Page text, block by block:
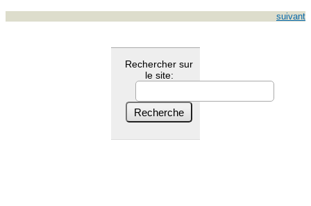
suivant
Rechercher sur
le site: